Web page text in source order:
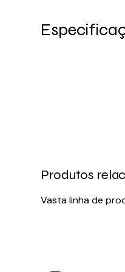
Produtos
Vasta linha de